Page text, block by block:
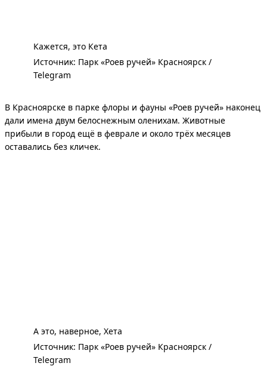
Кажется, это Кета
Источник: Парк «Роев ручей» Красноярск /
Telegram
В Красноярске в парке флоры и фауны «Роев ручей» наконец
дали имена двум белоснежным оленихам. Животные
прибыли в город ещё в феврале и около трёх месяцев
оставались без кличек.
А это, наверное, Хета
Источник: Парк «Роев ручей» Красноярск /
Telegram